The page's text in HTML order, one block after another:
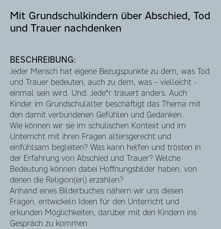
Mit Grundschulkindern über Abschied, Tod
und Trauer nachdenken
BESCHREIBUNG:
Jeder Mensch hat eigene Bezugspunkte zu dem, was Tod
und Trauer bedeuten, auch zu dem, was – vielleicht -
einmal sein wird. Und: Jede*r trauert anders. Auch
Kinder im Grundschulalter beschäftigt das Thema mit
den damit verbundenen Gefühlen und Gedanken.
Wie können wir sie im schulischen Kontext und im
Unterricht mit ihren Fragen altersgerecht und
einfühlsam begleiten? Was kann helfen und trösten in
der Erfahrung von Abschied und Trauer? Welche
Bedeutung können dabei Hoffnungsbilder haben, von
denen die Religion(en) erzählen?
Anhand eines Bilderbuches nähern wir uns diesen
Fragen, entwickeln Ideen für den Unterricht und
erkunden Möglichkeiten, darüber mit den Kindern ins
Gespräch zu kommen